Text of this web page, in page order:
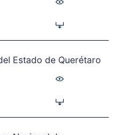
Estado de Querétaro